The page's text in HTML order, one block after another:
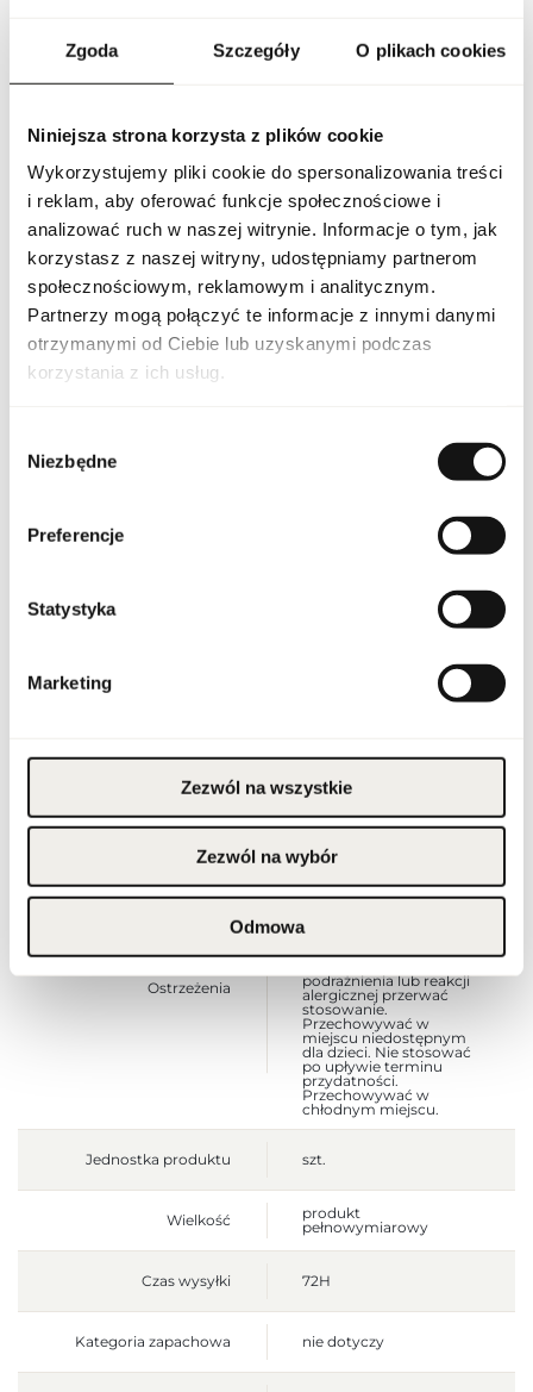
Zgoda Szczegóły O plikach cookies
Niniejsza strona korzysta z plików cookie
Wykorzystujemy pliki cookie do spersonalizowania treści
i reklam, aby oferować funkcje społecznościowe i
analizować ruch w naszej witrynie. Informacje o tym, jak
korzystasz z naszej witryny, udostępniamy partnerom
społecznościowym, reklamowym i analitycznym.
Partnerzy mogą połączyć te informacje z innymi danymi
otrzymanymi od Ciebie lub uzyskanymi podczas
korzystania z ich usług.
zgody
Niezbędne
Preferencje
Statystyka
Marketing
Zezwól na wszystkie
Zezwól na wybór
Odmowa
cztery intensywne odcienie o pojemności 1,5g każdy,
inspirowane pełnią księżyca nad cesarskim niebem. Te wysoko
napigmentowane cienie do powiek pozwalają na tworzenie
dramatyczne i wyraziste. Formuła ombre G gwarantuje łatwe
nakładanie i blendowanie, co sprawia, że nawet początkujące
osoby mogą osiągnąć profesjonalny efekt. Imperial Moon 011 to
kombinacja głębokich, kuszących barw, które podkreślą
wyjątkowość Twojego spojrzenia. Paleta jest elegancka
i praktyczna, idealna do noszenia zarówno na co dzień, jak i na
specjalne okazje. Guerlain dba nie tylko o doskonałą jakość
swoich produktów, ale także o estetykę opakowania, co czyni tę
paletę nie tylko funkcjonalnym narzędziem do makijażu,
ale również luksusowym dodatkiem do kosmetyczki.
Stan opakowania oryginalne
Stan produktu nowy
Ostrzeżenia
Wyłącznie do użytku
zewnętrznego. Unikać
kontaktu z oczami; w
wodą. Nie stosować na
podrażnioną lub
uszkodzoną skórę. W
podrażnienia lub reakcji
alergicznej przerwać
stosowanie.
Przechowywać w
miejscu niedostępnym
dla dzieci. Nie stosować
po upływie terminu
przydatności.
Przechowywać w
chłodnym miejscu.
Jednostka produktu szt.
Wielkość
produkt
pełnowymiarowy
Czas wysyłki 72H
Kategoria zapachowa nie dotyczy